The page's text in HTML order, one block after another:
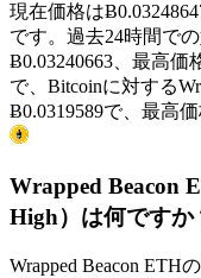
現在価格は
です。過去24時間で
Ƀ0.03240663 、最高価
で、Bitcoinに対する
Ƀ0.0319589で、最高
Wrapped Beacon
High）は何ですか
Wrapped Beacon ETH